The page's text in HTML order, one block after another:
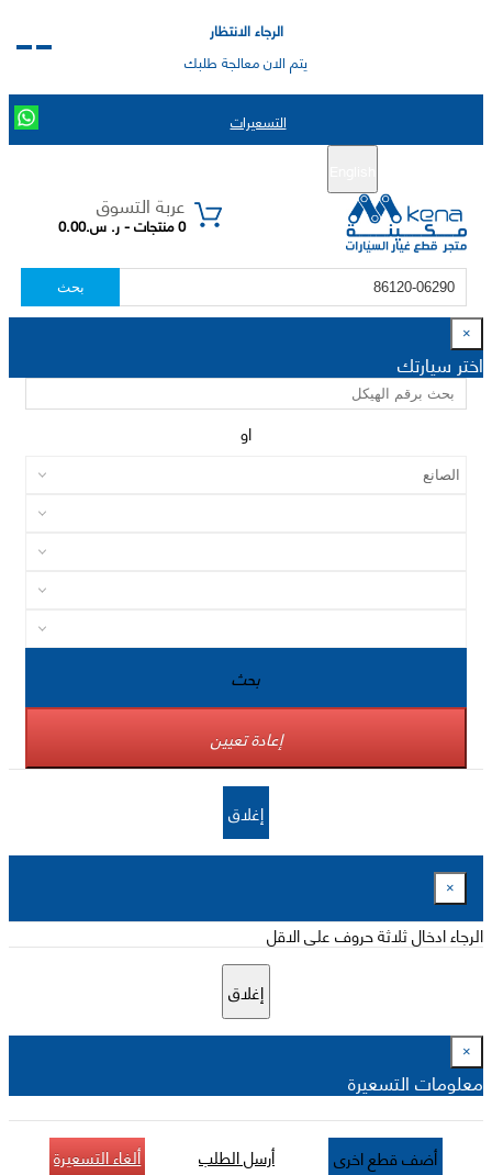
الرجاء الانتظار
يتم الان معالجة طلبك
التسعيرات
عربة التسوق
0 منتجات - ر. س.0.00
بحث
×
اختر سيارتك
او
بحث
إعادة تعيين
إغلاق
×
الرجاء ادخال ثلاثة حروف على الاقل
إغلاق
×
معلومات التسعيرة
أضف قطع اخرى أرسل الطلب ألغاء التسعيرة